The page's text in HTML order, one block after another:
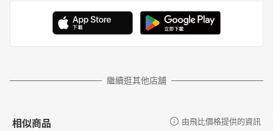
繼續逛其他店舖
相似商品 由飛比價格提供的資訊